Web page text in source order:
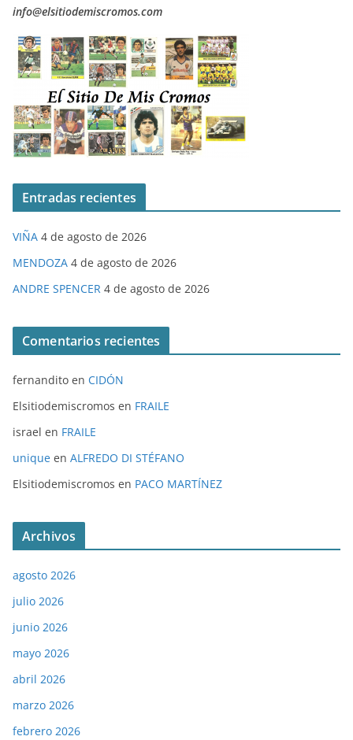
info@elsitiodemiscromos.com
Entradas recientes
VIÑA 4 de agosto de 2026
MENDOZA 4 de agosto de 2026
ANDRE SPENCER 4 de agosto de 2026
Comentarios recientes
fernandito en CIDÓN
Elsitiodemiscromos en FRAILE
israel en FRAILE
unique en ALFREDO DI STÉFANO
Elsitiodemiscromos en PACO MARTÍNEZ
Archivos
agosto 2026
julio 2026
junio 2026
mayo 2026
abril 2026
marzo 2026
febrero 2026